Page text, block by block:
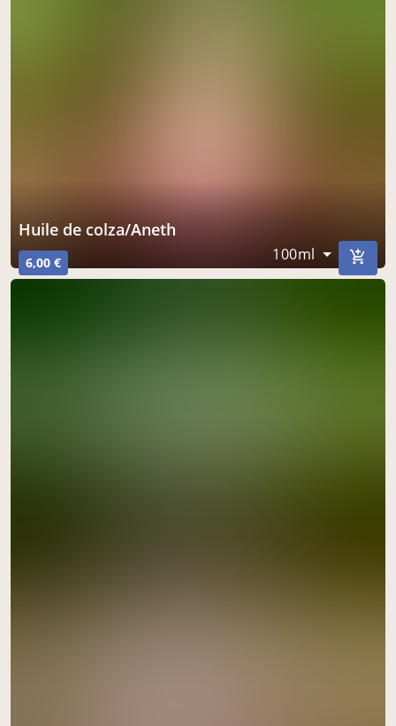
Huile de colza/Aneth
6,00 € 100ml